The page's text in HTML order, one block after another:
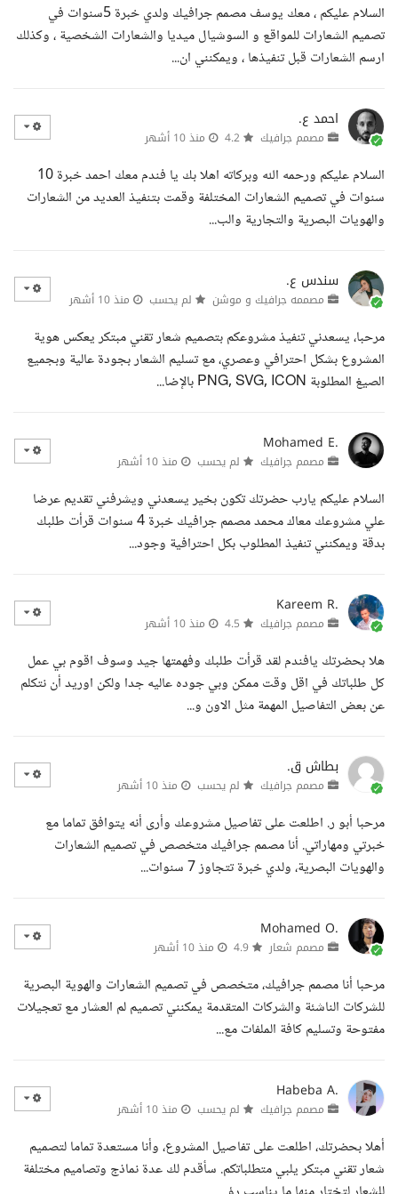
السلام عليكم ، معك يوسف مصمم جرافيك ولدي خبرة 5سنوات في
تصميم الشعارات للمواقع و السوشيال ميديا والشعارات الشخصية ، وكذلك
ارسم الشعارات قبل تنفيذها ، ويمكنني ان...
احمد ع.
مصمم جرافيك منذ 10 أشهر
السلام عليكم ورحمه الله وبركاته اهلا بك يا فندم معك احمد خبرة 10
سنوات في تصميم الشعارات المختلفة وقمت بتنفيذ العديد من الشعارات
والهويات البصرية والتجارية والب...
سندس ع.
مصممه جرافيك و موشن لم يحسب منذ 10 أشهر
مرحبا، يسعدني تنفيذ مشروعكم بتصميم شعار تقني مبتكر يعكس هوية
المشروع بشكل احترافي وعصري، مع تسليم الشعار بجودة عالية وبجميع
الصيغ المطلوبة PNG, SVG, ICON بالإضا...
Mohamed E.
مصمم جرافيك لم يحسب منذ 10 أشهر
السلام عليكم يارب حضرتك تكون بخير يسعدني ويشرفني تقديم عرضا
علي مشروعك معاك محمد مصمم جرافيك خبرة 4 سنوات قرأت طلبك
بدقة ويمكنني تنفيذ المطلوب بكل احترافية وجود...
Kareem R.
مصمم جرافيك منذ 10 أشهر
هلا بحضرتك يافندم لقد قرأت طلبك وفهمتها جيد وسوف اقوم بي عمل
كل طلباتك في اقل وقت ممكن وبي جوده عاليه جدا ولكن اوريد أن نتكلم
عن بعض التفاصيل المهمة مثل الاون و...
بطاش ق.
مصمم جرافيك لم يحسب منذ 10 أشهر
مرحبا أبو ر. اطلعت على تفاصيل مشروعك وأرى أنه يتوافق تماما مع
خبرتي ومهاراتي. أنا مصمم جرافيك متخصص في تصميم الشعارات
والهويات البصرية، ولدي خبرة تتجاوز 7 سنوات...
Mohamed O.
مصمم شعار منذ 10 أشهر
مرحبا أنا مصمم جرافيك، متخصص في تصميم الشعارات والهوية البصرية
للشركات الناشئة والشركات المتقدمة يمكنني تصميم لم العشار مع تعجيلات
مفتوحة وتسليم كافة الملفات مع...
Habeba A.
مصمم جرافيك لم يحسب منذ 10 أشهر
أهلا بحضرتك، اطلعت على تفاصيل المشروع، وأنا مستعدة تماما لتصميم
شعار تقني مبتكر يلبي متطلباتكم. سأقدم لك عدة نماذج وتصاميم مختلفة